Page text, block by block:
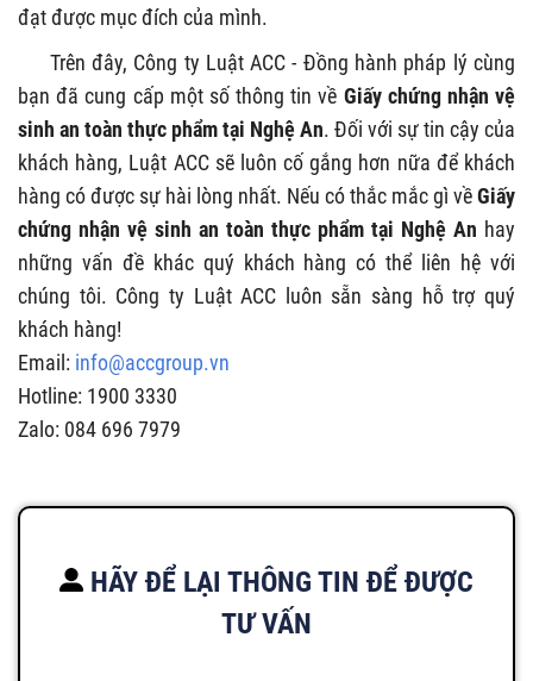
đạt được mục đích của mình.
Trên đây, Công ty Luật ACC - Đồng hành pháp lý cùng
bạn đã cung cấp một số thông tin về Giấy chứng nhận vệ
sinh an toàn thực phẩm tại Nghệ An. Đối với sự tin cậy của
khách hàng, Luật ACC sẽ luôn cố gắng hơn nữa để khách
hàng có được sự hài lòng nhất. Nếu có thắc mắc gì vềGiấy
chứng nhận vệ sinh an toàn thực phẩm tại Nghệ An hay
những vấn đề khác quý khách hàng có thể liên hệ với
chúng tôi. Công ty Luật ACC luôn sẵn sàng hỗ trợ quý
khách hàng!
Email: info@accgroup.vn
Hotline: 1900 3330
Zalo: 084 696 7979
HÃY ĐỂ LẠI THÔNG TIN ĐỂ ĐƯỢC
TƯ VẤN